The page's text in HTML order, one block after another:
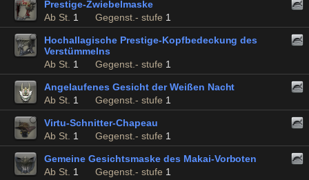
Prestige-Zwiebelmaske
Ab St. 1 Gegenst.- stufe 1
Hochallagische Prestige-Kopfbedeckung des
Verstümmelns
Ab St. 1 Gegenst.- stufe 1
Angelaufenes Gesicht der Weißen Nacht
Ab St. 1 Gegenst.- stufe 1
Virtu-Schnitter-Chapeau
Ab St. 1 Gegenst.- stufe 1
Gemeine Gesichtsmaske des Makai-Vorboten
Ab St. 1 Gegenst.- stufe 1